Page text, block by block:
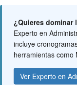
¿Quieres
Experto en
incluye
herramientas como
Ver Experto en